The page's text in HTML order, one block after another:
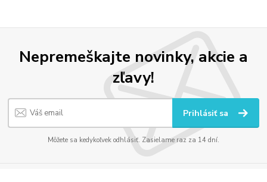
Nepremeškajte novinky, akcie a
zľavy!
Prihlásiť sa
Môžete sa kedykoľvek odhlásiť. Zasielame raz za 14 dní.